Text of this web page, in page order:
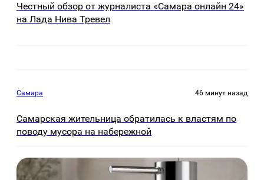
Честный обзор от журналиста «Самара онлайн 24»
на Лада Нива Тревел
Самара 46 минут назад
Самарская жительница обратилась к властям по
поводу мусора на набережной